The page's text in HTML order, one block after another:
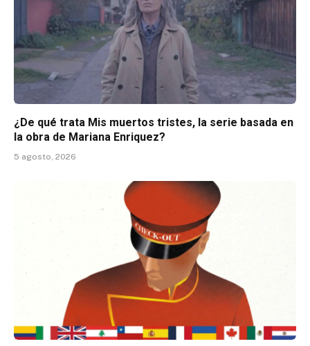
¿De qué trata Mis muertos tristes, la serie basada en
la obra de Mariana Enriquez?
5 agosto, 2026